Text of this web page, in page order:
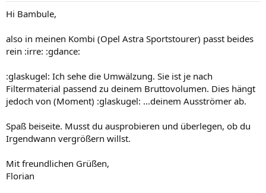
Hi Bambule,
also in meinen Kombi (Opel Astra Sportstourer) passt beides
rein :irre: :gdance:
:glaskugel: Ich sehe die Umwälzung. Sie ist je nach
Filtermaterial passend zu deinem Bruttovolumen. Dies hängt
jedoch von (Moment) :glaskugel: ...deinem Ausströmer ab.
Spaß beiseite. Musst du ausprobieren und überlegen, ob du
Irgendwann vergrößern willst.
Mit freundlichen Grüßen,
Florian